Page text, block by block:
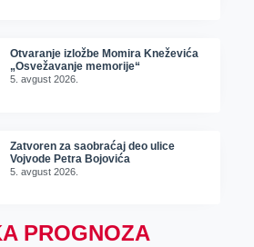
Otvaranje izložbe Momira Kneževića
„Osvežavanje memorije“
5. avgust 2026.
Zatvoren za saobraćaj deo ulice
Vojvode Petra Bojovića
5. avgust 2026.
PROGNOZA